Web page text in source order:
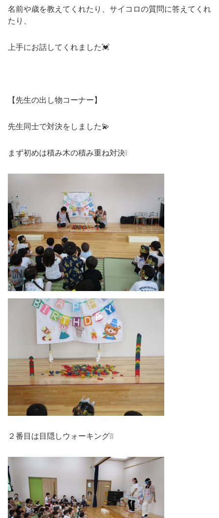
名前や歳を教えてくれたり、サイコロの質問に答えてくれ
たり、
上手にお話してくれました💓
【先生の出し物コーナー】
先生同士で対決をしました💫
まず初めは積み木の積み重ね対決❕
２番目は目隠しウォーキング❕❕